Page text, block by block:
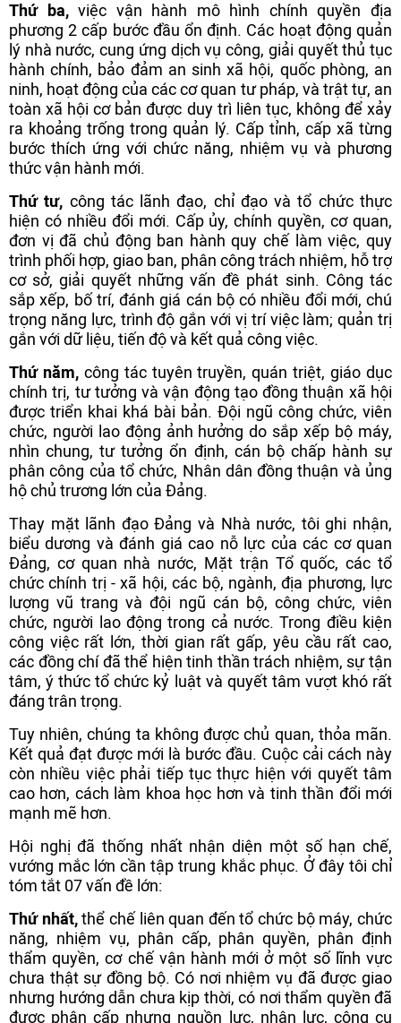
Thứ ba,việc vận hành mô hình chính quyền địa
phương 2 cấp bước đầu ổn định. Các hoạt động quản
lý nhà nước, cung ứng dịch vụ công, giải quyết thủ tục
hành chính, bảo đảm an sinh xã hội, quốc phòng, an
ninh, hoạt động của các cơ quan tư pháp, và trật tự, an
toàn xã hội cơ bản được duy trì liên tục, không để xảy
ra khoảng trống trong quản lý. Cấp tỉnh, cấp xã từng
bước thích ứng với chức năng, nhiệm vụ và phương
thức vận hành mới.
Thứ tư, công tác lãnh đạo, chỉ đạo và tổ chức thực
hiện có nhiều đổi mới. Cấp ủy, chính quyền, cơ quan,
đơn vị đã chủ động ban hành quy chế làm việc, quy
trình phối hợp, giao ban, phân công trách nhiệm, hỗ trợ
cơ sở, giải quyết những vấn đề phát sinh. Công tác
sắp xếp, bố trí, đánh giá cán bộ có nhiều đổi mới, chú
trọng năng lực, trình độ gắn với vị trí việc làm; quản trị
gắn với dữ liệu, tiến độ và kết quả công việc.
Thứ năm, công tác tuyên truyền, quán triệt, giáo dục
chính trị, tư tưởng và vận động tạo đồng thuận xã hội
được triển khai khá bài bản. Đội ngũ công chức, viên
chức, người lao động ảnh hưởng do sắp xếp bộ máy,
nhìn chung, tư tưởng ổn định, cán bộ chấp hành sự
phân công của tổ chức, Nhân dân đồng thuận và ủng
hộ chủ trương lớn của Đảng.
Thay mặt lãnh đạo Đảng và Nhà nước, tôi ghi nhận,
biểu dương và đánh giá cao nỗ lực của các cơ quan
Đảng, cơ quan nhà nước, Mặt trận Tổ quốc, các tổ
chức chính trị - xã hội, các bộ, ngành, địa phương, lực
lượng vũ trang và đội ngũ cán bộ, công chức, viên
chức, người lao động trong cả nước. Trong điều kiện
công việc rất lớn, thời gian rất gấp, yêu cầu rất cao,
các đồng chí đã thể hiện tinh thần trách nhiệm, sự tận
tâm, ý thức tổ chức kỷ luật và quyết tâm vượt khó rất
đáng trân trọng.
Tuy nhiên, chúng ta không được chủ quan, thỏa mãn.
Kết quả đạt được mới là bước đầu. Cuộc cải cách này
còn nhiều việc phải tiếp tục thực hiện với quyết tâm
cao hơn, cách làm khoa học hơn và tinh thần đổi mới
mạnh mẽ hơn.
Hội nghị đã thống nhất nhận diện một số hạn chế,
vướng mắc lớn cần tập trung khắc phục. Ở đây tôi chỉ
tóm tắt 07 vấn đề lớn:
Thứ nhất,thể chế liên quan đến tổ chức bộ máy, chức
năng, nhiệm vụ, phân cấp, phân quyền, phân định
thẩm quyền, cơ chế vận hành mới ở một số lĩnh vực
chưa thật sự đồng bộ. Có nơi nhiệm vụ đã được giao
nhưng hướng dẫn chưa kịp thời, có nơi thẩm quyền đã
được phân cấp nhưng nguồn lực, nhân lực, công cụ